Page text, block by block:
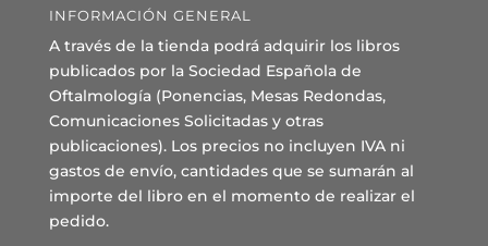
INFORMACIÓN GENERAL
A través de la tienda podrá adquirir los libros
publicados por la Sociedad Española de
Oftalmología (Ponencias, Mesas Redondas,
Comunicaciones Solicitadas y otras
publicaciones). Los precios no incluyen IVA ni
gastos de envío, cantidades que se sumarán al
importe del libro en el momento de realizar el
pedido.